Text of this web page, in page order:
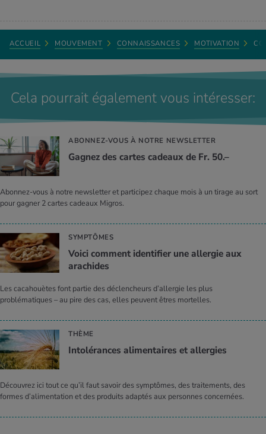
ACCUEIL MOUVEMENT CONNAISSANCES MOTIVATION
Cela pourrait également vous intéresser:
ABONNEZ-VOUS À NOTRE NEWSLETTER
Gagnez des cartes cadeaux de Fr. 50.–
Abonnez-vous à notre newsletter et participez chaque mois à un tirage au sort
pour gagner 2 cartes cadeaux Migros.
SYMPTÔMES
Voici comment identifier une allergie aux
arachides
Les cacahouètes font partie des déclencheurs d’allergie les plus
problématiques – au pire des cas, elles peuvent êtres mortelles.
THÈME
Intolérances alimentaires et allergies
Découvrez ici tout ce qu’il faut savoir des symptômes, des traitements, des
formes d’alimentation et des produits adaptés aux personnes concernées.